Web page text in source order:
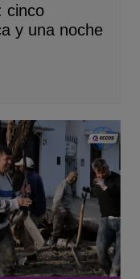
cinco
y una noche